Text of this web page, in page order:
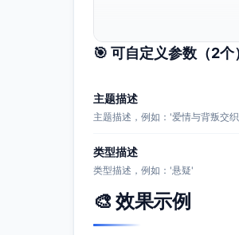
🎯 可自定义参数（2个
主题描述
主题描述，例如：'爱情与背叛交
类型描述
类型描述，例如：'悬疑'
🎨 效果示例